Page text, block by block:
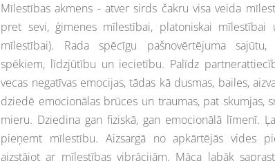
Mīlestības akmens - atver sirds čakru visa veida
pret sevi, ģimenes mīlestībai, platoniskai mīlestībai
mīlestībai). Rada spēcīgu pašnovērtējuma
spēkiem, līdzjūtību un iecietību. Palīdz
vecas negatīvas emocijas, tādas kā dusmas, bailes,
dziedē emocionālas brūces un traumas, pat skumjas,
mieru. Dziedina gan fiziskā, gan emocionālā līmenī.
pieņemt mīlestību. Aizsargā no apkārtējās vides
aizstājot ar mīlestības vibrācijām. Māca labāk